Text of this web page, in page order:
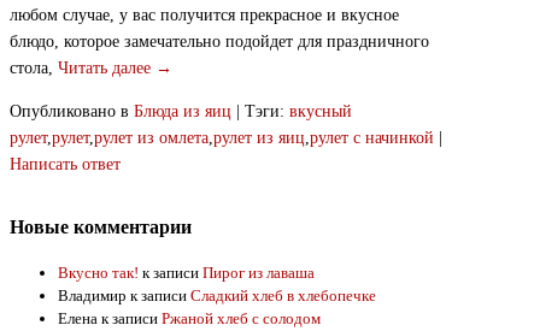
любом случае, у вас получится прекрасное и вкусное
блюдо, которое замечательно подойдет для праздничного
стола, Читать далее →
Опубликовано в Блюда из яиц Тэги: вкусный
рулет,рулет,рулет из омлета,рулет из яиц,рулет с начинкой
Написать ответ
Новые комментарии
Вкусно так! к записи Пирог из лаваша
Владимир к записи Сладкий хлеб в хлебопечке
Елена к записи Ржаной хлеб с солодом